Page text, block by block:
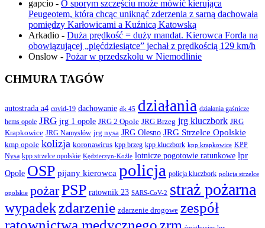
gapcio - O sporym szczęściu może mówić kierująca
Peugeotem, która chcąc uniknąć zderzenia z sarną dachowała
pomiędzy Karłowicami a Kuźnicą Katowską
Arkadio - Duża prędkość = duży mandat. Kierowca Forda na
obowiązującej „pięćdziesiątce” jechał z prędkością 129 km/h
Onslow - Pożar w przedszkolu w Niemodlinie
CHMURA TAGÓW
autostrada a4 covid-19 dachowanie dk 45 działania działania gaśnicze
hems opole JRG jrg 1 opole JRG 2 Opole JRG Brzeg jrg kluczbork JRG
Krapkowice JRG Namysłów jrg nysa JRG Olesno JRG Strzelce Opolskie
kmp opole kolizja koronawirus kpp brzeg kpp kluczbork kpp krapkowice KPP
Nysa kpp strzelce opolskie Kędzierzyn-Koźle lotnicze pogotowie ratunkowe lpr
Opole OSP pijany kierowca policja policja kluczbork policja strzelce
opolskie pożarPSP ratownik 23 SARS-CoV-2 straż pożarna
wypadekzdarzenie zdarzenie drogowe zespół
ratownictwa medycznego